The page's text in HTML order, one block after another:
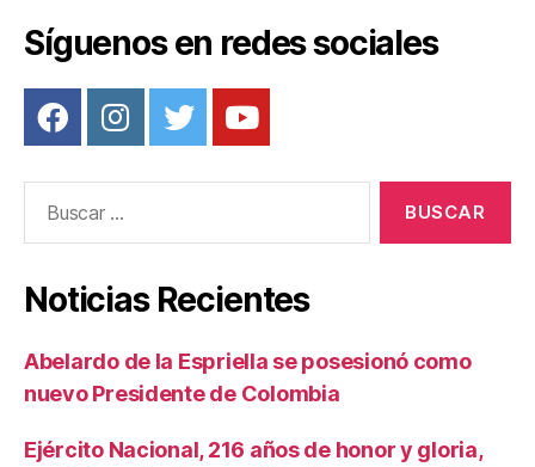
Síguenos en redes sociales
Noticias Recientes
Abelardo de la Espriella se posesionó como
nuevo Presidente de Colombia
Ejército Nacional, 216 años de honor y gloria,